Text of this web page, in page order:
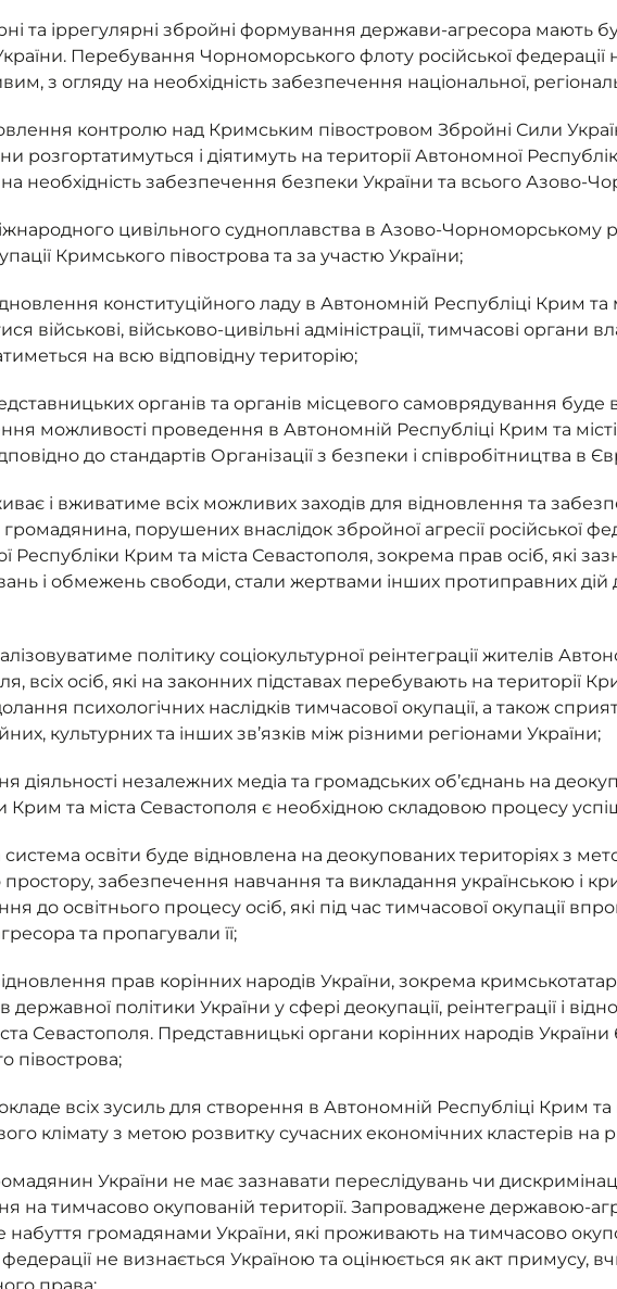
та іррегулярні збройні формування держави-агресора мають
Перебування Чорноморського флоту російської федерації
з огляду на необхідність забезпечення національної,
контролю над Кримським півостровом Збройні Сили
розгортатимуться і діятимуть на території Автономної
необхідність забезпечення безпеки України та всього Азово-
цивільного судноплавства в Азово-Чорноморському
Кримського півострова та за участю України;
конституційного ладу в Автономній Республіці Крим та
військові, військово-цивільні адміністрації, тимчасові органи
на всю відповідну територію;
органів та органів місцевого самоврядування буде
можливості проведення в Автономній Республіці Крим та
до стандартів Організації з безпеки і співробітництва в
і вживатиме всіх можливих заходів для відновлення та
порушених внаслідок збройної агресії російської
Республіки Крим та міста Севастополя, зокрема прав осіб, які
і обмежень свободи, стали жертвами інших протиправних дій
політику соціокультурної реінтеграції жителів
всіх осіб, які на законних підставах перебувають на території
психологічних наслідків тимчасової окупації, а також
культурних та інших зв’язків між різними регіонами України;
діяльності незалежних медіа та громадських об’єднань на
Крим та міста Севастополя є необхідною складовою процесу
система освіти буде відновлена на деокупованих територіях з
простору, забезпечення навчання та викладання українською і
до освітнього процесу осіб, які під час тимчасової окупації
та пропагували її;
прав корінних народів України, зокрема
державної політики України у сфері деокупації, реінтеграції і
Севастополя. Представницькі органи корінних народів України
півострова;
всіх зусиль для створення в Автономній Республіці Крим та
клімату з метою розвитку сучасних економічних кластерів на
України не має зазнавати переслідувань чи
на тимчасово окупованій території. Запроваджене державою-
громадянами України, які проживають на тимчасово
федерації не визнається Україною та оцінюється як акт примусу,